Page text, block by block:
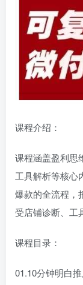
课程介绍：
课程涵盖盈利思
工具解析等核心
爆款的全流程，
受店铺诊断、工
课程目录：
01.10分钟明白